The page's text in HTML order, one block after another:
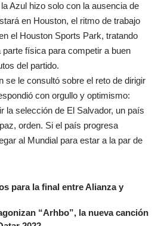
Azul hizo solo con la ausencia de
en Houston, el ritmo de trabajo
el Houston Sports Park, tratando
física para competir a buen
del partido.
se le consultó sobre el reto de dirigir
con orgullo y optimismo:
la selección de El Salvador, un país
orden. Si el país progresa
al Mundial para estar a la par de
para la final entre Alianza y
“Arhbo”, la nueva canción